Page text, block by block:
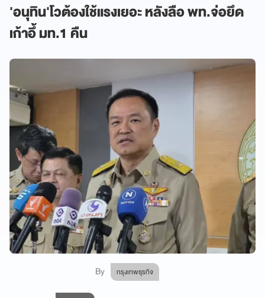
'อนุทิน'โวต้องใช้แรงเยอะ หลังลือ พท.จ่อยึด
เก้าอึ้ มท.1 คืน
By กรุงเทพธุรกิจ